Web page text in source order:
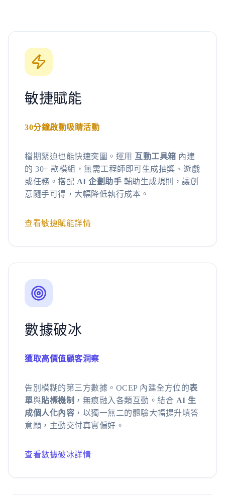
敏捷賦能
30分鐘啟動吸睛活動
檔期緊迫也能快速突圍。運用 互動工具箱 內建
的 30+ 款模組，無需工程師即可生成抽獎、遊戲
或任務。搭配 AI 企劃助手 輔助生成規則，讓創
意隨手可得，大幅降低執行成本。
查看敏捷賦能詳情
數據破冰
獲取高價值顧客洞察
告別模糊的第三方數據。OCEP 內建全方位的表
單與貼標機制 ，無痕融入各類互動。結合 AI 生
成個人化內容 ，以獨一無二的體驗大幅提升填答
意願，主動交付真實偏好。
查看數據破冰詳情